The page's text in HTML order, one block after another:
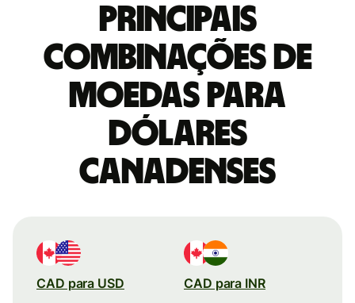
Principais
combinações de
moedas para
Dólares
canadenses
CAD para USD CAD para INR